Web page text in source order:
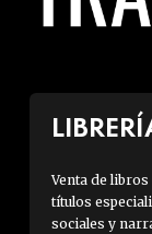
Venta de
títulos
sociales y